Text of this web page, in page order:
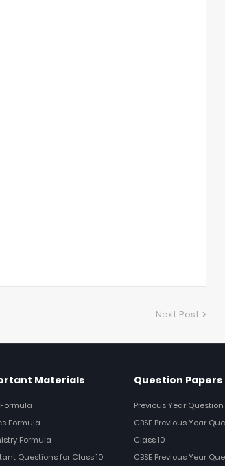
Next Post
Materials
Formula
Formula
Questions for Class 10
Question Papers
Previous Year
CBSE Previous Year
Class 10
CBSE Previous Year